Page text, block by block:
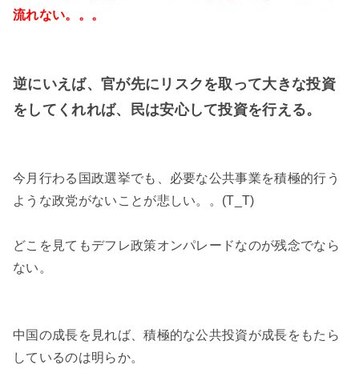
流れない。。。
逆にいえば、官が先にリスクを取って大きな投資
をしてくれれば、民は安心して投資を行える。
今月行わる国政選挙でも、必要な公共事業を積極的行う
ような政党がないことが悲しい。。(T_T)
どこを見てもデフレ政策オンパレードなのが残念でなら
ない。
中国の成長を見れば、積極的な公共投資が成長をもたら
しているのは明らか。